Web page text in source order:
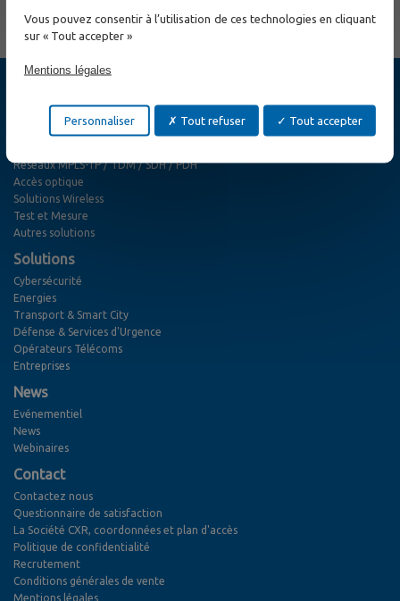
Switch Ethernet
Réseaux MPLS-TP / TDM / SDH / PDH
Accès optique
Solutions Wireless
Test et Mesure
Autres solutions
Solutions
Cybersécurité
Energies
Transport & Smart City
Défense & Services d'Urgence
Opérateurs Télécoms
Entreprises
News
Evénementiel
News
Webinaires
Contact
Contactez nous
Questionnaire de satisfaction
La Société CXR, coordonnées et plan d'accès
Politique de confidentialité
Recrutement
Conditions générales de vente
Mentions légales
Vous pouvez consentir à l’utilisation de ces technologies en cliquant
sur « Tout accepter »
Mentions légales
Tout accepter
Tout refuser
Personnaliser